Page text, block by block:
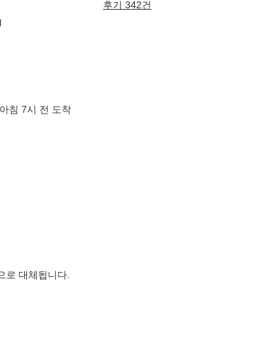
후기 342건
침 7시 전 도착
로 대체됩니다.